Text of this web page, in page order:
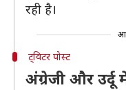
रही है।
ट्विटर पोस्ट
अंग्रेजी और उर्दू